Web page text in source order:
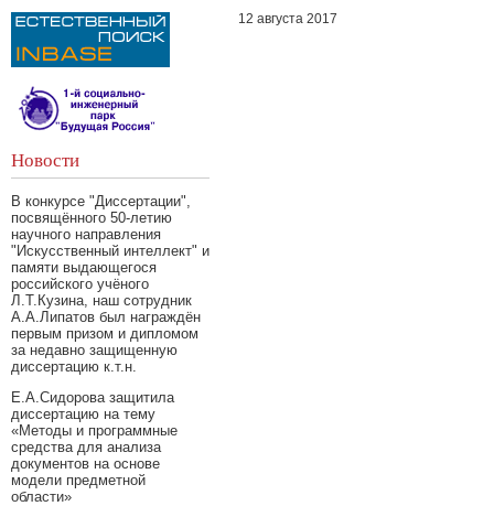
Новости
В конкурсе "Диссертации",
посвящённого 50-летию
научного направления
"Искусственный интеллект" и
памяти выдающегося
российского учёного
Л.Т.Кузина, наш сотрудник
А.А.Липатов был награждён
первым призом и дипломом
за недавно защищенную
диссертацию к.т.н.
Е.А.Сидорова защитила
диссертацию на тему
«Методы и программные
средства для анализа
документов на основе
модели предметной
области»
12 августа 2017